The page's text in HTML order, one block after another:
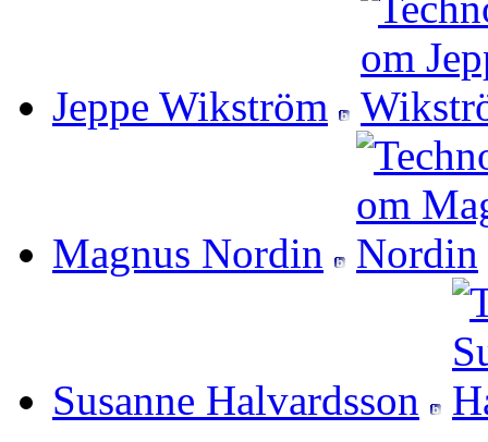
Jeppe Wikström
Magnus Nordin
Susanne Halvardsson